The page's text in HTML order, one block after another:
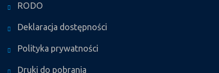
RODO
Deklaracja dostępności
Polityka prywatności
Druki do pobrania